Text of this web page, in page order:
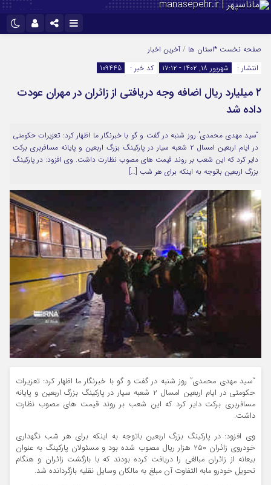
اینستاگرام
سروش
ایتا
آپارات
نام کاربری یا نشانی ایمیل
رمز عبور
مرا به خاطر بسپار
صفحه نخست *استان ها / آخرین اخبار
انتشار :
شهریور ۱۸, ۱۴۰۲ - ۱۷:۱۲ کد خبر : 109445
۲ میلیارد ریال اضافه وجه دریافتی از زائران در مهران عودت
داده شد
“سید مهدی محمدی” روز شنبه در گفت و گو با خبرنگار ما اظهار کرد: تعزیرات حکومتی
در ایام اربعین امسال ۲ شعبه سیار در پارکینگ بزرگ اربعین و پایانه مسافربری برکت
دایر کرد که این شعب بر روند قیمت های مصوب نظارت داشت. وی افزود: در پارکینگ
بزرگ اربعین باتوجه به اینکه برای هر شب […]
“سید مهدی محمدی” روز شنبه در گفت و گو با خبرنگار ما اظهار کرد: تعزیرات
حکومتی در ایام اربعین امسال ۲ شعبه سیار در پارکینگ بزرگ اربعین و پایانه
مسافربری برکت دایر کرد که این شعب بر روند قیمت های مصوب نظارت
داشت.
وی افزود: در پارکینگ بزرگ اربعین باتوجه به اینکه برای هر شب نگهداری
خودروی زائران ۲۵۰ هزار ریال مصوب شده بود و مسئولان پارکینگ به عنوان
بیعانه از زائران مبالغی را دریافت کرده بودند که با بازگشت زائران و هنگام
تحویل خودرو مابه التفاوت آن مبلغ به مالکان وسایل نقلیه بازگردانده شد.